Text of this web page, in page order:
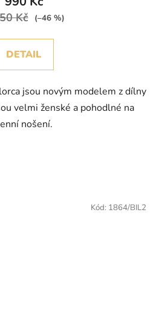
Kč (–46 %)
DETAIL
jsou novým modelem z dílny
velmi ženské a pohodlné na
nošení.
Kód: 1864/BIL2